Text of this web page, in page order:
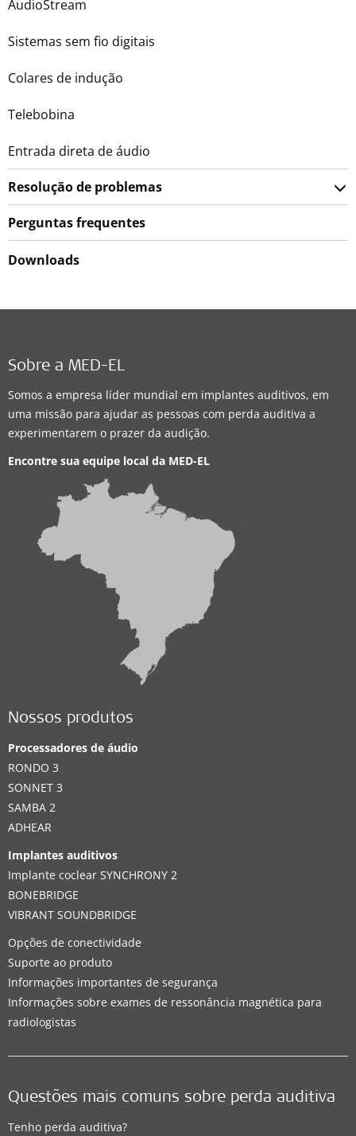
AudioStream
Sistemas sem fio digitais
Colares de indução
Telebobina
Entrada direta de áudio
Resolução de problemas
Perguntas frequentes
Downloads
Sobre a MED-EL
Somos a empresa líder mundial em implantes auditivos, em
uma missão para ajudar as pessoas com perda auditiva a
experimentarem o prazer da audição.
Encontre sua equipe local da MED-EL
Nossos produtos
Processadores de áudio
RONDO 3
SONNET 3
SAMBA 2
ADHEAR
Implantes auditivos
Implante coclear SYNCHRONY 2
BONEBRIDGE
VIBRANT SOUNDBRIDGE
Opções de conectividade
Suporte ao produto
Informações importantes de segurança
Informações sobre exames de ressonância magnética para
radiologistas
Questões mais comuns sobre perda auditiva
Tenho perda auditiva?